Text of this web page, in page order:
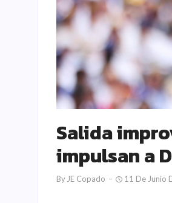
Salida
impulsan a
By JE Copado 11 De Junio